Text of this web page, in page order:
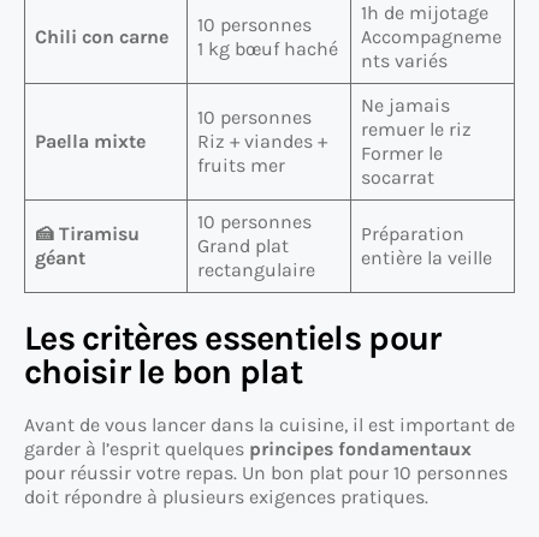
Chili con carne
10 personnes
1 kg bœuf haché
1h de mijotage
Accompagneme
nts variés
Paella mixte
10 personnes
Riz + viandes +
fruits mer
Ne jamais
remuer le riz
Former le
socarrat
🍰 Tiramisu
géant
10 personnes
Grand plat
rectangulaire
Préparation
entière la veille
Les critères essentiels pour
choisir le bon plat
Avant de vous lancer dans la cuisine, il est important de
garder à l’esprit quelques principes fondamentaux
pour réussir votre repas. Un bon plat pour 10 personnes
doit répondre à plusieurs exigences pratiques.